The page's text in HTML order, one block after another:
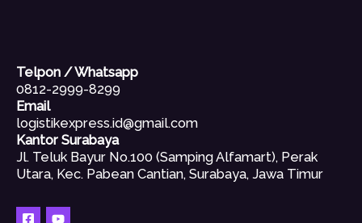
Telpon / Whatsapp
0812-2999-8299
Email
logistikexpress.id@gmail.com
Kantor Surabaya
Jl. Teluk Bayur No.100 (Samping Alfamart), Perak
Utara, Kec. Pabean Cantian, Surabaya, Jawa Timur